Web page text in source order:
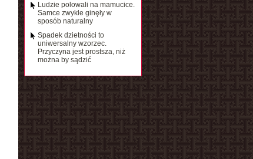
Ludzie polowali na mamucice.
Samce zwykle ginęły w
sposób naturalny
Spadek dzietności to
uniwersalny wzorzec.
Przyczyna jest prostsza, niż
można by sądzić